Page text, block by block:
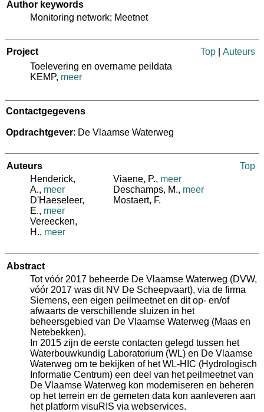
Author keywords
Monitoring network; Meetnet
Project Top
Auteurs
Toelevering en overname peildata
KEMP, meer
Contactgegevens
Opdrachtgever: De Vlaamse Waterweg
Auteurs
Top
Henderick,
A., meer
D'Haeseleer,
E., meer
Vereecken,
H., meer
Viaene, P., meer
Deschamps, M., meer
Mostaert, F.
Abstract
Tot vóór 2017 beheerde De Vlaamse Waterweg (DVW,
vóór 2017 was dit NV De Scheepvaart), via de firma
Siemens, een eigen peilmeetnet en dit op- en/of
afwaarts de verschillende sluizen in het
beheersgebied van De Vlaamse Waterweg (Maas en
Netebekken).
In 2015 zijn de eerste contacten gelegd tussen het
Waterbouwkundig Laboratorium (WL) en De Vlaamse
Waterweg om te bekijken of het WL-HIC (Hydrologisch
Informatie Centrum) een deel van het peilmeetnet van
De Vlaamse Waterweg kon moderniseren en beheren
op het terrein en de gemeten data kon aanleveren aan
het platform visuRIS via webservices.